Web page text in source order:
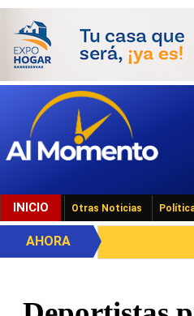
INICIO Otras Noticias
AHORA